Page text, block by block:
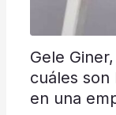
Gele
cuáles son
en una